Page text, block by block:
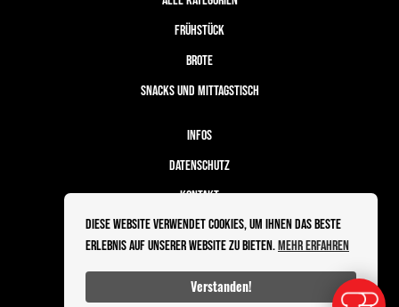
Diese Website verwendet Cookies, um Ihnen das beste
Erlebnis auf unserer Website zu bieten.Mehr erfahren
Verstanden!
FRÜHSTÜCK
BROTE
SNACKS UND MITTAGSTISCH
INFOS
DATENSCHUTZ
KONTAKT
BESTELLABLAUF
Powered by Sleekshop